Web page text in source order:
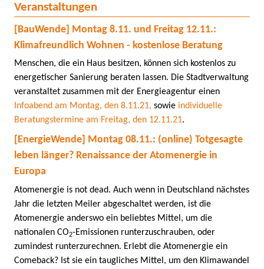
Veranstaltungen
[BauWende] Montag 8.11. und Freitag 12.11.:
Klimafreundlich Wohnen - kostenlose Beratung
Menschen, die ein Haus besitzen, können sich kostenlos zu
energetischer Sanierung beraten lassen. Die Stadtverwaltung
veranstaltet zusammen mit der Energieagentur einen
Infoabend am Montag, den 8.11.21, sowie individuelle
Beratungstermine am Freitag, den 12.11.21.
[EnergieWende] Montag 08.11.: (online) Totgesagte
leben länger? Renaissance der Atomenergie in
Europa
Atomenergie is not dead. Auch wenn in Deutschland nächstes
Jahr die letzten Meiler abgeschaltet werden, ist die
Atomenergie anderswo ein beliebtes Mittel, um die
nationalen CO2-Emissionen runterzuschrauben, oder
zumindest runterzurechnen. Erlebt die Atomenergie ein
Comeback? Ist sie ein taugliches Mittel, um den Klimawandel